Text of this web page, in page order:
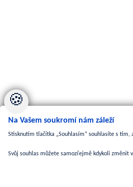
🍪
Na Vašem soukromí nám záleží
Stisknutím tlačítka „Souhlasím“ souhlasíte s tím,
Svůj souhlas můžete samozřejmě kdykoli změnit